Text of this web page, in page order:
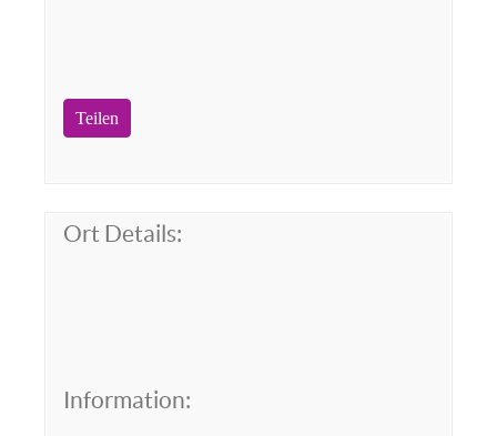
Teilen
Ort Details:
Information: